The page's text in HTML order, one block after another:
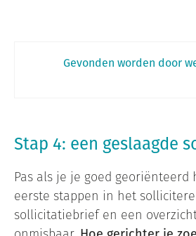
Gevonden worden door
Stap 4: een geslaagde
Pas als je je goed georiënteerd
eerste stappen in het
sollicitatiebrief en een